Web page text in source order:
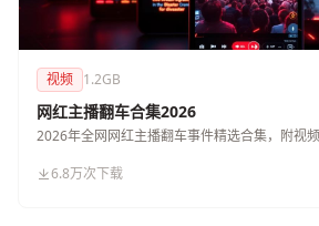
视频 1.2GB
网红主播翻车合集2026
2026年全网网红主播翻车事件精选合集，附视
6.8万次下载